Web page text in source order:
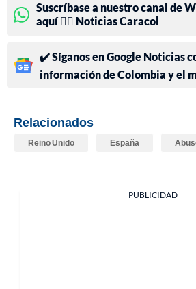
Suscríbase a nuestro canal de
aquí 👉🏻 Noticias Caracol
✔️ Síganos en Google Noticias
información de Colombia y el
Relacionados
Reino Unido España
PUBLICIDAD